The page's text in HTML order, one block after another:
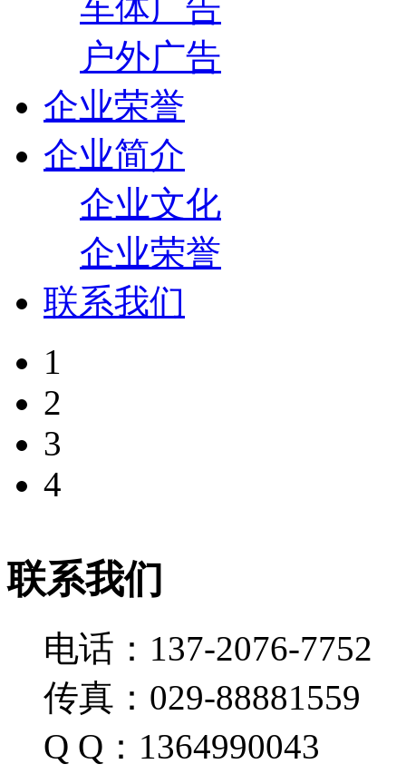
户外广告
企业荣誉
企业简介
企业文化
企业荣誉
联系我们
1
2
3
4
联系我们
电话：137-2076-7752
传真：029-88881559
Q Q：1364990043